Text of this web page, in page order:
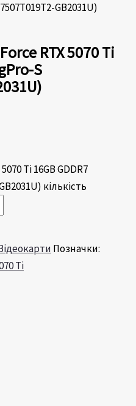
GB2031U)
RTX 5070 Ti
S
Ti 16GB GDDR7
кількість
Позначки:
Ti